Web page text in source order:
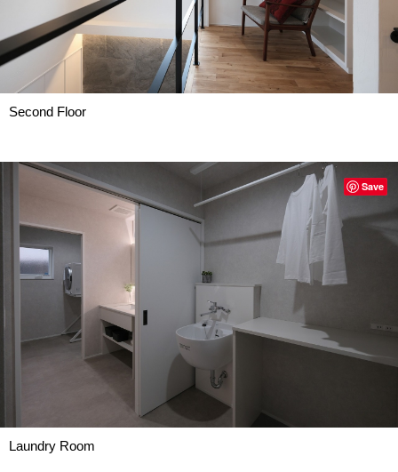
Second Floor
Laundry Room
Save